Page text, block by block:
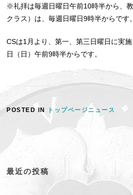
※礼拝は毎週日曜日午前10時半から、
クラス）は、毎週日曜日9時半からです。
CSは1月より、第一、第三日曜日に実
日（日）午前9時半からです。
POSTED IN トップページニュース
最近の投稿